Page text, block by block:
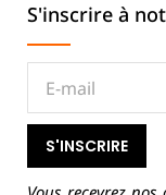
S'inscrire à
S'INSCRIRE